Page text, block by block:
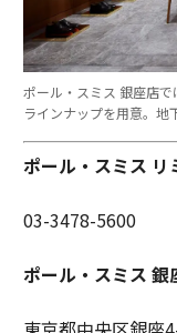
ポール・スミス 銀座店
ラインナップを用意。地
ポール・スミス リ
03-3478-5600
ポール・スミス 銀